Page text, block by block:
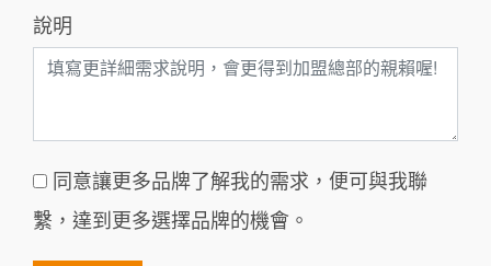
說明
同意讓更多品牌了解我的需求，便可與我聯
繫，達到更多選擇品牌的機會。